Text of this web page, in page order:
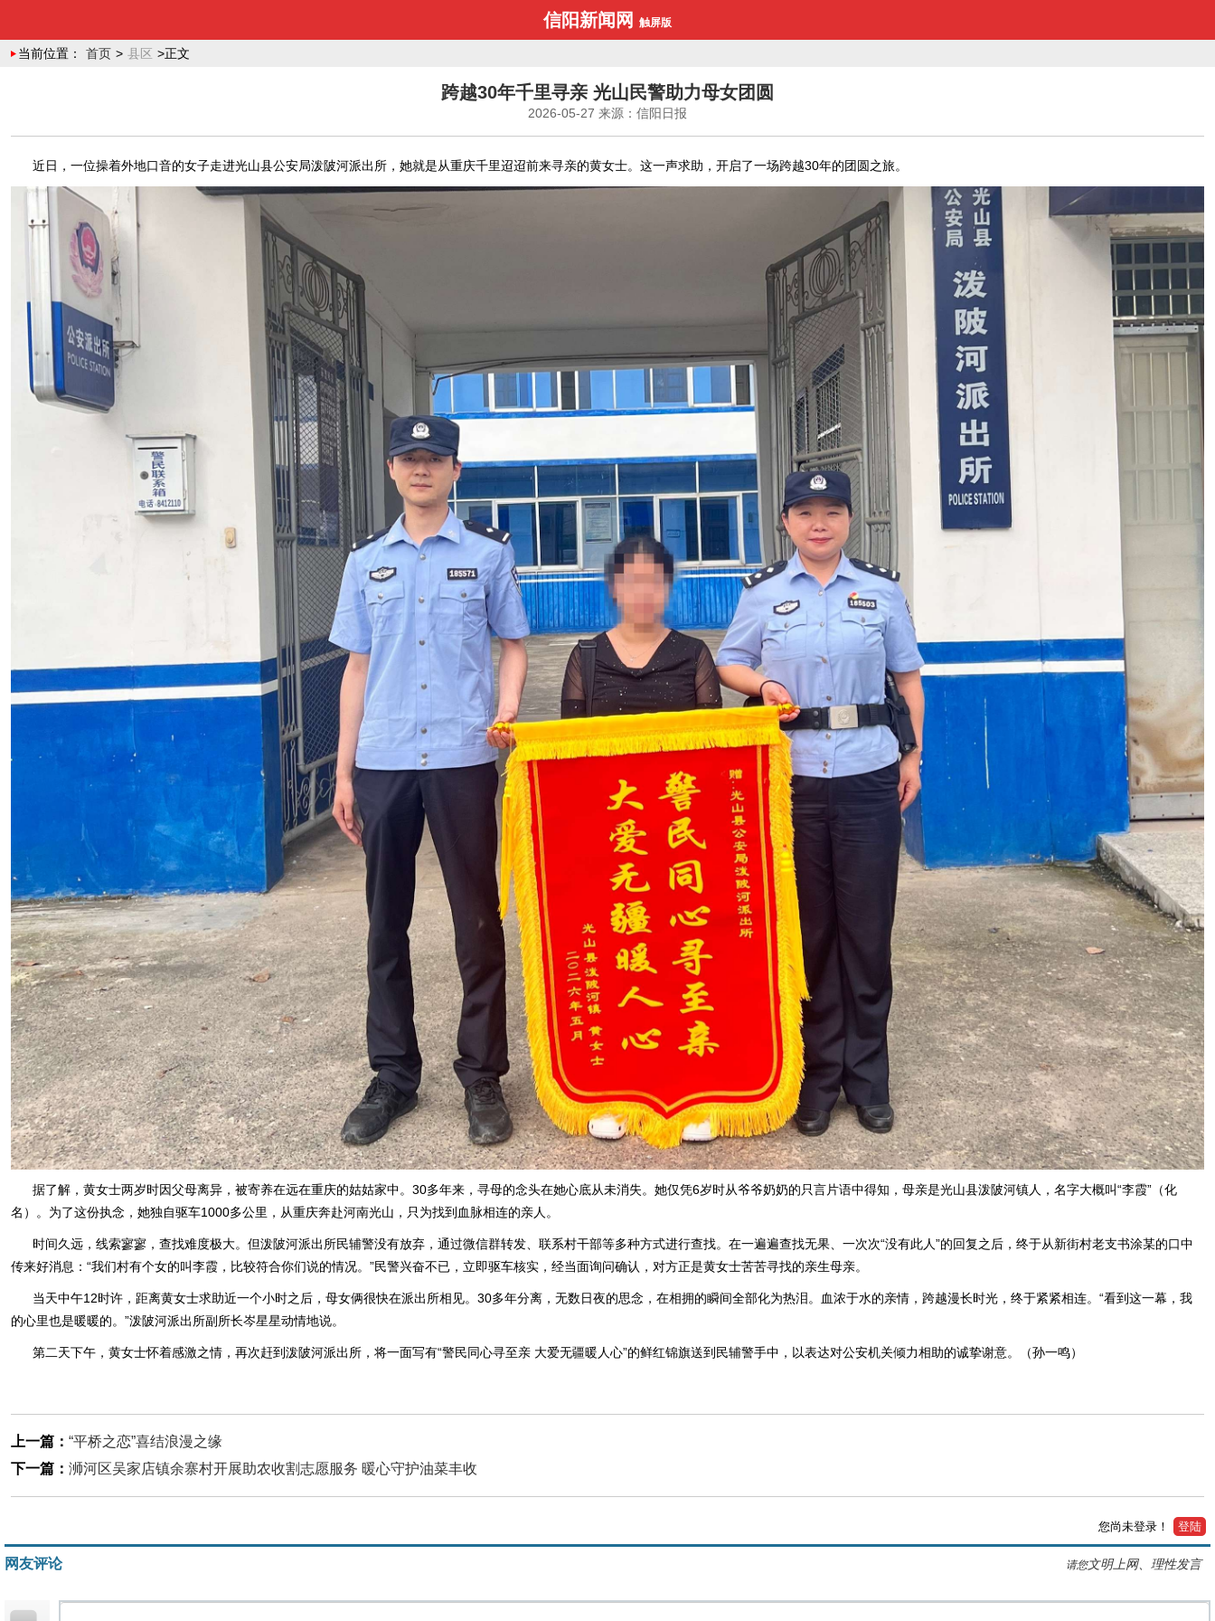
信阳新闻网 触屏版
当前位置： 首页 > 县区 >正文
跨越30年千里寻亲 光山民警助力母女团圆
2026-05-27 来源：信阳日报
近日，一位操着外地口音的女子走进光山县公安局泼陂河派出所，她就是从重庆千里迢迢前来寻亲的黄女士。这一声求助，开启了一场跨越30年的团圆之旅。
据了解，黄女士两岁时因父母离异，被寄养在远在重庆的姑姑家中。30多年来，寻母的念头在她心底从未消失。她仅凭6岁时从爷爷奶奶的只言片语中得知，母亲是光山县泼陂河镇人，名字大概叫“李霞”（化
名）。为了这份执念，她独自驱车1000多公里，从重庆奔赴河南光山，只为找到血脉相连的亲人。
时间久远，线索寥寥，查找难度极大。但泼陂河派出所民辅警没有放弃，通过微信群转发、联系村干部等多种方式进行查找。在一遍遍查找无果、一次次“没有此人”的回复之后，终于从新街村老支书涂某的口中
传来好消息：“我们村有个女的叫李霞，比较符合你们说的情况。”民警兴奋不已，立即驱车核实，经当面询问确认，对方正是黄女士苦苦寻找的亲生母亲。
当天中午12时许，距离黄女士求助近一个小时之后，母女俩很快在派出所相见。30多年分离，无数日夜的思念，在相拥的瞬间全部化为热泪。血浓于水的亲情，跨越漫长时光，终于紧紧相连。“看到这一幕，我
的心里也是暖暖的。”泼陂河派出所副所长岑星星动情地说。
第二天下午，黄女士怀着感激之情，再次赶到泼陂河派出所，将一面写有“警民同心寻至亲 大爱无疆暖人心”的鲜红锦旗送到民辅警手中，以表达对公安机关倾力相助的诚挚谢意。（孙一鸣）
上一篇： “平桥之恋”喜结浪漫之缘
下一篇： 浉河区吴家店镇余寨村开展助农收割志愿服务 暖心守护油菜丰收
您尚未登录！ 登陆
请您文明上网、理性发言
网友评论